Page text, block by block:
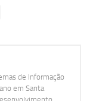
de Informação
em Santa